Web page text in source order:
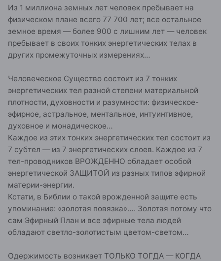
Из 1 миллиона земных лет человек пребывает на
физическом плане всего 77 700 лет; все остальное
земное время — более 900 с лишним лет — человек
пребывает в своих тонких энергетических телах в
других промежуточных измерениях…
Человеческое Существо состоит из 7 тонких
энергетических тел разной степени материальной
плотности, духовности и разумности: физическое-
эфирное, астральное, ментальное, интуинтивное,
духовное и монадическое…
Каждое из этих тонких энергетических тел состоит из
7 субтел — из 7 энергетических слоев. Каждое из 7
тел-проводников ВРОЖДЕННО обладает особой
энергетической ЗАЩИТОЙ из разных типов эфирной
материи-энергии.
Кстати, в Библии о такой врожденной защите есть
упоминание: «золотая повязка»…. Золотая потому что
сам Эфирный План и все эфирные тела людей
обладают светло-золотистым цветом-светом…
Одержимость возникает ТОЛЬКО ТОГДА — КОГДА